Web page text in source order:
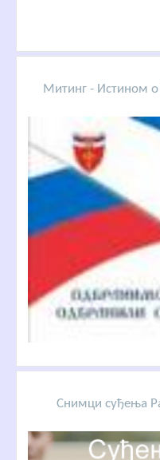
Митинг - Истином
Снимци суђења